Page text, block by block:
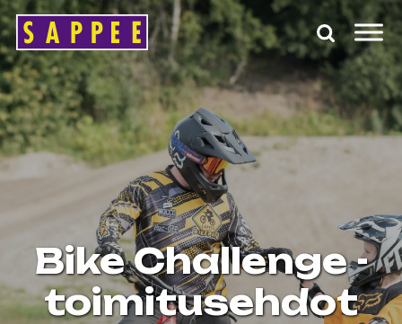
Päävalikko
Bike Challenge -
toimitusehdot